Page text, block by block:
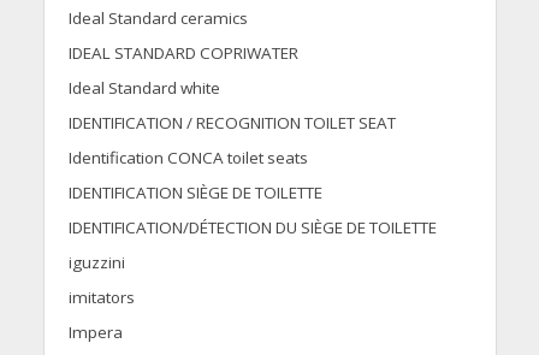
Ideal Standard ceramics
IDEAL STANDARD COPRIWATER
Ideal Standard white
IDENTIFICATION / RECOGNITION TOILET SEAT
Identification CONCA toilet seats
IDENTIFICATION SIÈGE DE TOILETTE
IDENTIFICATION/DÉTECTION DU SIÈGE DE TOILETTE
iguzzini
imitators
Impera